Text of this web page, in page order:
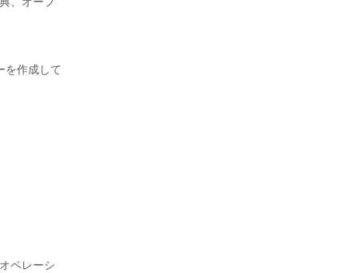
を作成して
ペレーシ